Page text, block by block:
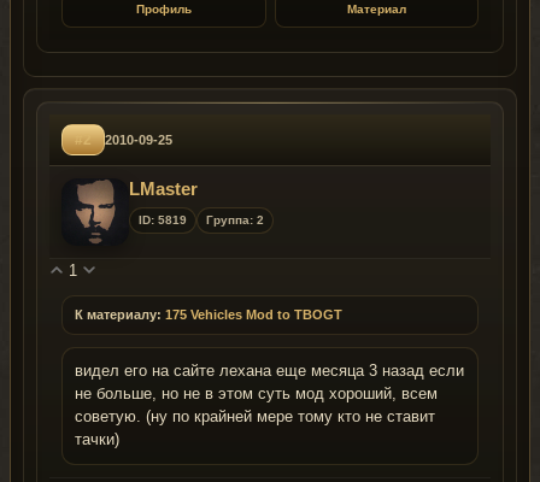
Профиль Материал
#2 2010-09-25
LMaster
ID: 5819 Группа: 2
1
К материалу: 175 Vehicles Mod to TBOGT
видел его на сайте лехана еще месяца 3 назад если
не больше, но не в этом суть мод хороший, всем
советую. (ну по крайней мере тому кто не ставит
тачки)